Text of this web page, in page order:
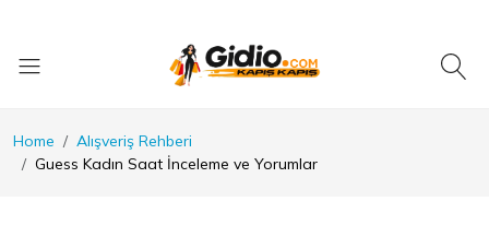
Home
Alışveriş Rehberi
Guess Kadın Saat İnceleme ve Yorumlar